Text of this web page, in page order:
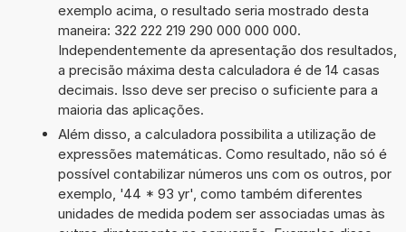
exemplo acima, o resultado seria mostrado desta
maneira: 322 222 219 290 000 000 000.
Independentemente da apresentação dos resultados,
a precisão máxima desta calculadora é de 14 casas
decimais. Isso deve ser preciso o suficiente para a
maioria das aplicações.
Além disso, a calculadora possibilita a utilização de
expressões matemáticas. Como resultado, não só é
possível contabilizar números uns com os outros, por
exemplo, '44 * 93 yr', como também diferentes
unidades de medida podem ser associadas umas às